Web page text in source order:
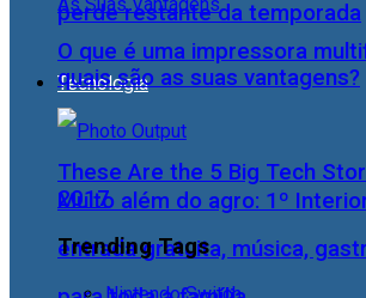
perde restante da temporada
Tecnologia
Muito além do agro: 1º
entrada gratuita, música,
O que é uma impressora
quais são as suas vantagens?
These Are the 5 Big Tech
2017
Trending Tags